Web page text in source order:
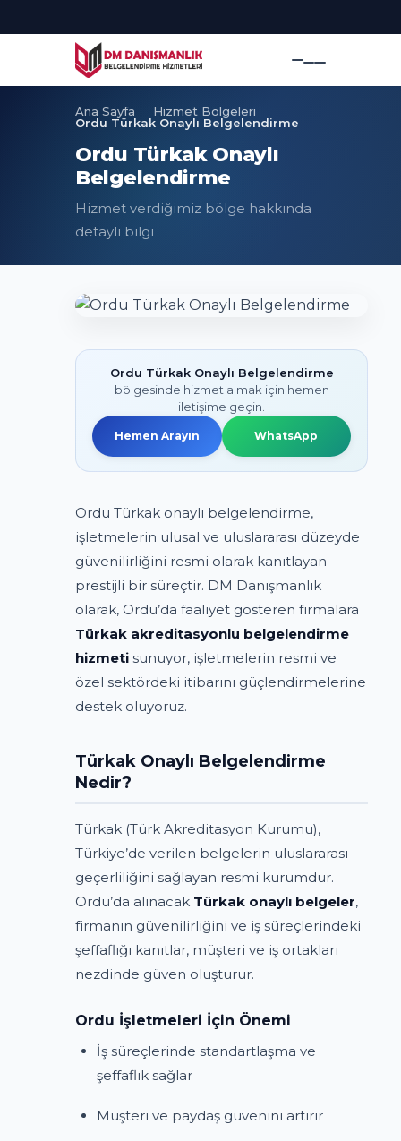
Ana Sayfa
Hizmet Bölgeleri
Ordu Türkak Onaylı Belgelendirme
Ordu Türkak Onaylı
Belgelendirme
Hizmet verdiğimiz bölge hakkında
detaylı bilgi
Ordu Türkak Onaylı Belgelendirme
bölgesinde hizmet almak için hemen
iletişime geçin.
Hemen Arayın WhatsApp
Ordu Türkak onaylı belgelendirme,
işletmelerin ulusal ve uluslararası düzeyde
güvenilirliğini resmi olarak kanıtlayan
prestijli bir süreçtir. DM Danışmanlık
olarak, Ordu’da faaliyet gösteren firmalara
Türkak akreditasyonlu belgelendirme
hizmeti sunuyor, işletmelerin resmi ve
özel sektördeki itibarını güçlendirmelerine
destek oluyoruz.
Türkak Onaylı Belgelendirme
Nedir?
Türkak (Türk Akreditasyon Kurumu),
Türkiye’de verilen belgelerin uluslararası
geçerliliğini sağlayan resmi kurumdur.
Ordu’da alınacak Türkak onaylı belgeler,
firmanın güvenilirliğini ve iş süreçlerindeki
şeffaflığı kanıtlar, müşteri ve iş ortakları
nezdinde güven oluşturur.
Ordu İşletmeleri İçin Önemi
İş süreçlerinde standartlaşma ve
şeffaflık sağlar
Müşteri ve paydaş güvenini artırır